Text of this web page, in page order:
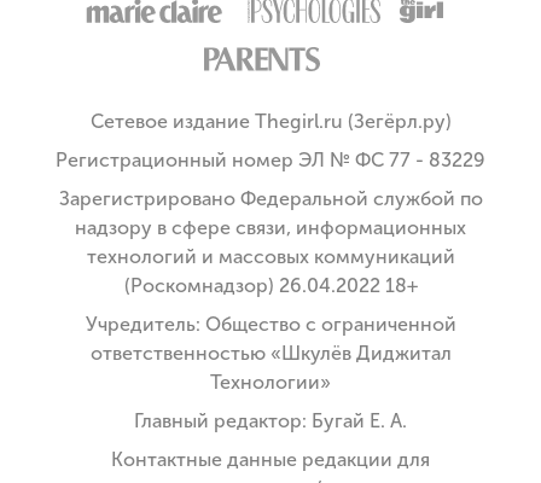
Сетевое издание Thegirl.ru (Зегёрл.ру)
Регистрационный номер ЭЛ № ФС 77 - 83229
Зарегистрировано Федеральной службой по
надзору в сфере связи, информационных
технологий и массовых коммуникаций
(Роскомнадзор) 26.04.2022 18+
Учредитель: Общество с ограниченной
ответственностью «Шкулёв Диджитал
Технологии»
Главный редактор: Бугай Е. А.
Контактные данные редакции для